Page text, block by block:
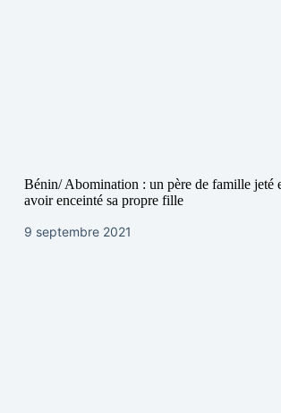
Bénin/ Abomination : un père de famille jeté
avoir enceinté sa propre fille
9 septembre 2021